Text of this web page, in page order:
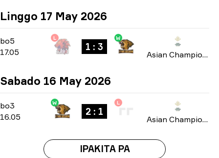
Linggo 17 May 2026
bo5 -bo5
17.05
L
1 : 3
W
Asian Champions League 2026
Sabado 16 May 2026
bo3 -bo3
16.05
W
2 : 1
L
Asian Champions League 2026
IPAKITA PA